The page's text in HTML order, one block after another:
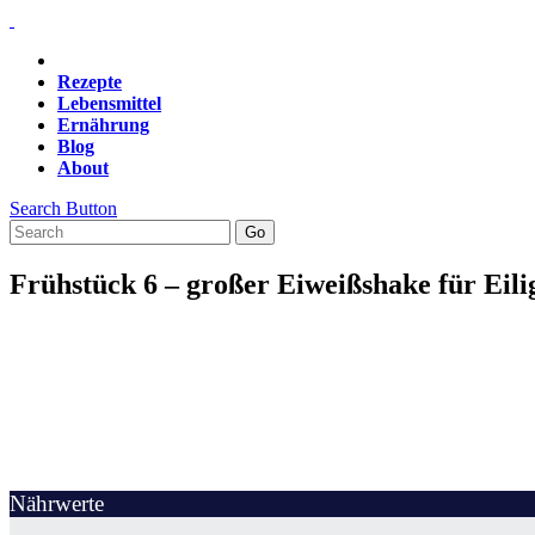
Rezepte
Lebensmittel
Ernährung
Blog
About
Search Button
Frühstück 6 – großer Eiweißshake für
Nährwerte